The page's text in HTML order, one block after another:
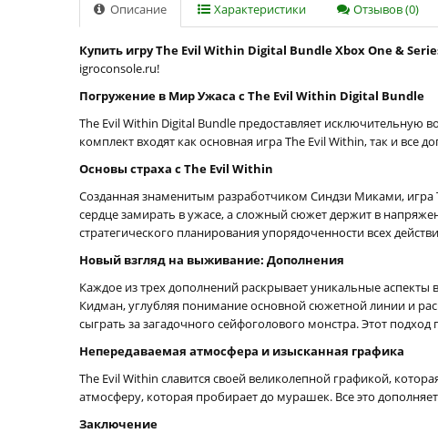
Описание Характеристики Отзывов (0)
Купить игру The Evil Within Digital Bundle Xbox One &
igroconsole.ru!
Погружение в Мир Ужаса с The Evil Within Digital Bundle
The Evil Within Digital Bundle предоставляет
комплект входят как основная игра The Evil Within, так и все
Основы страха с The Evil Within
Созданная знаменитым разработчиком Синдзи Миками, игра
сердце замирать в ужасе, а сложный сюжет держит в
стратегического планирования упорядоченности всех
Новый взгляд на выживание: Дополнения
Каждое из трех дополнений раскрывает уникальные
Кидман, углубляя понимание основной сюжетной линии и
сыграть за загадочного сейфоголового монстра. Этот
Непередаваемая атмосфера и изысканная графика
The Evil Within славится своей великолепной графикой,
атмосферу, которая пробирает до мурашек. Все это
Заключение